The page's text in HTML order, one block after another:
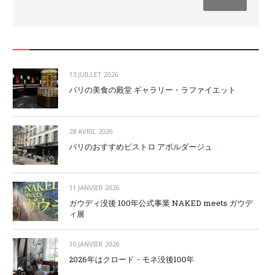
13 JUILLET 2026
パリの美食の殿堂 ギャラリー・ラファイエット
28 AVRIL 2026
パリのおすすめビストロ アボルダージュ
11 JANVIER 2026
ガウディ没後 100年公式事業 NAKED meets ガウデ
ィ展
10 JANVIER 2026
2026年はクロード・モネ没後100年